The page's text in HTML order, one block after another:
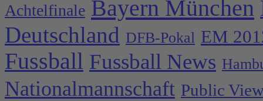
Achtelfinale Bayern München
Deutschland DFB-Pokal EM
Fussball Fussball News
Nationalmannschaft Public